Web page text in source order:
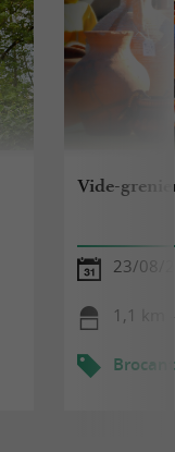
Vide-
23/08/
1,1 km